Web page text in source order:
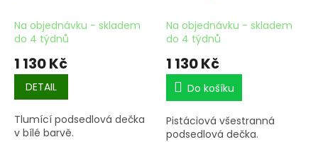
Na objednávku - skladem
do 4 týdnů
1 130 Kč
DETAIL
Tlumící podsedlová dečka
v bílé barvě.
Na objednávku - skladem
do 4 týdnů
1 130 Kč
Do košíku
Pistáciová všestranná
podsedlová dečka.